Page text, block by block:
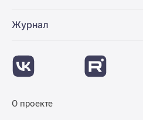
Журнал
О проекте